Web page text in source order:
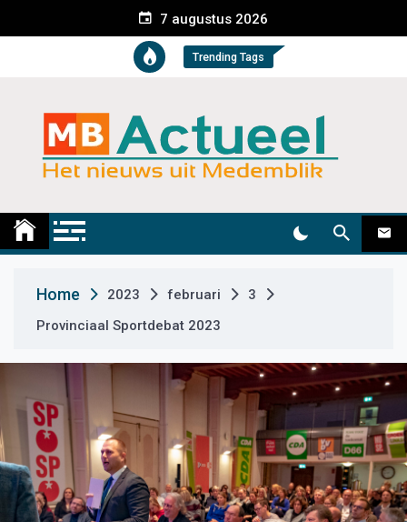
e
t
7 augustus 2026
Trending Tags
Medemblik Actueel
Home 2023 februari
3
Provinciaal Sportdebat 2023